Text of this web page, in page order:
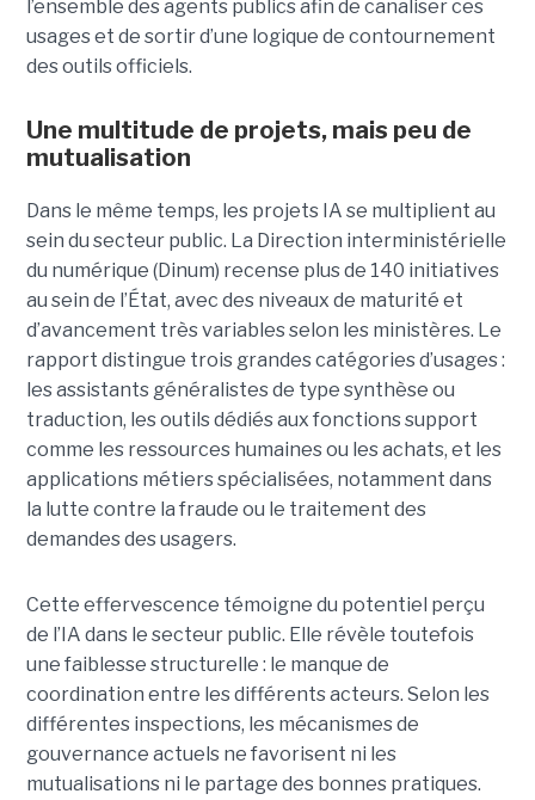
l’ensemble des agents publics afin de canaliser ces
usages et de sortir d’une logique de contournement
des outils officiels.
Une multitude de projets, mais peu de
mutualisation
Dans le même temps, les projets IA se multiplient au
sein du secteur public. La Direction interministérielle
du numérique (Dinum) recense plus de 140 initiatives
au sein de l’État, avec des niveaux de maturité et
d’avancement très variables selon les ministères. Le
rapport distingue trois grandes catégories d’usages :
les assistants généralistes de type synthèse ou
traduction, les outils dédiés aux fonctions support
comme les ressources humaines ou les achats, et les
applications métiers spécialisées, notamment dans
la lutte contre la fraude ou le traitement des
demandes des usagers.
Cette effervescence témoigne du potentiel perçu
de l’IA dans le secteur public. Elle révèle toutefois
une faiblesse structurelle : le manque de
coordination entre les différents acteurs. Selon les
différentes inspections, les mécanismes de
gouvernance actuels ne favorisent ni les
mutualisations ni le partage des bonnes pratiques.